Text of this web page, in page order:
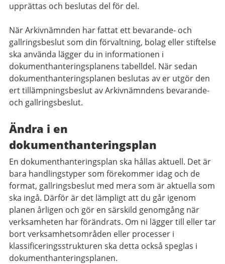
upprättas och beslutas del för del.
När Arkivnämnden har fattat ett bevarande- och
gallringsbeslut som din förvaltning, bolag eller stiftelse
ska använda lägger du in informationen i
dokumenthanteringsplanens tabelldel. När sedan
dokumenthanteringsplanen beslutas av er utgör den
ert tillämpningsbeslut av Arkivnämndens bevarande-
och gallringsbeslut.
Ändra i en
dokumenthanteringsplan
En dokumenthanteringsplan ska hållas aktuell. Det är
bara handlingstyper som förekommer idag och de
format, gallringsbeslut med mera som är aktuella som
ska ingå. Därför är det lämpligt att du går igenom
planen årligen och gör en särskild genomgång när
verksamheten har förändrats. Om ni lägger till eller tar
bort verksamhetsområden eller processer i
klassificeringsstrukturen ska detta också speglas i
dokumenthanteringsplanen.